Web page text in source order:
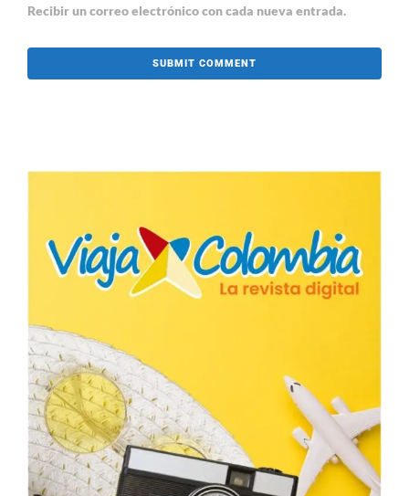
Recibir un correo electrónico con cada nueva entrada.